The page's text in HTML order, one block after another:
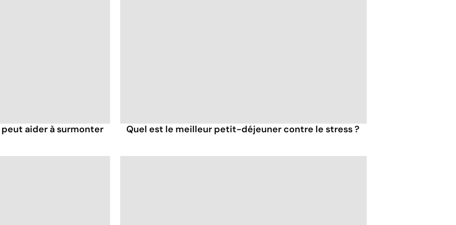
aider à surmonter
Quel est le meilleur petit-déjeuner contre le stress ?